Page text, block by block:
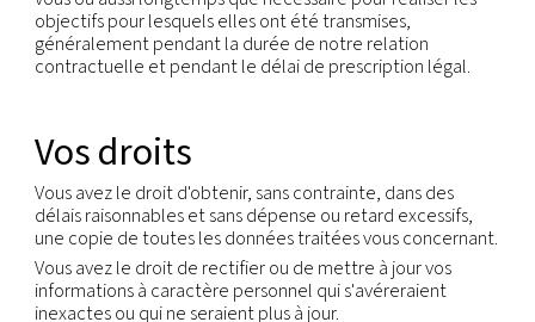
Notre société s'appuie sur les mécanismes
disponibles pour assurer le transfert légal des
personnelles au-delà des frontières. Dans la
pour autoriser le transfert, nous nous
exigences, y compris en cas de conflit entre ces
et la présente Déclaration.
Nous nous engageons à ne pas vendre ou
informations personnelles en dehors des
Groupe, sauf :